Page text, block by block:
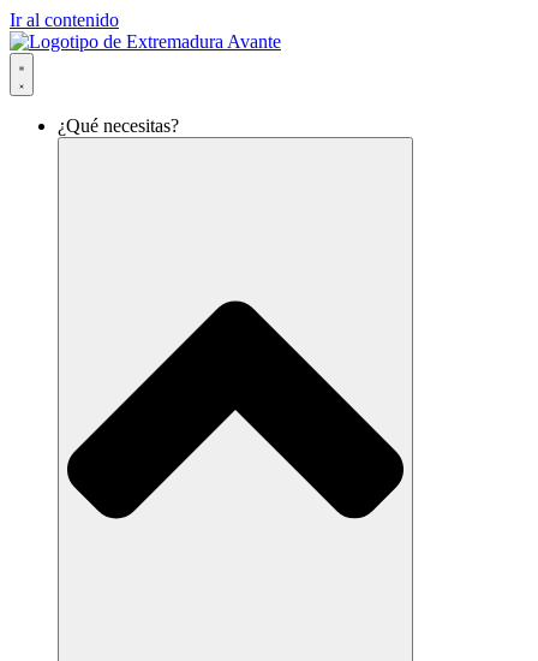
Ir al contenido
¿Qué necesitas?